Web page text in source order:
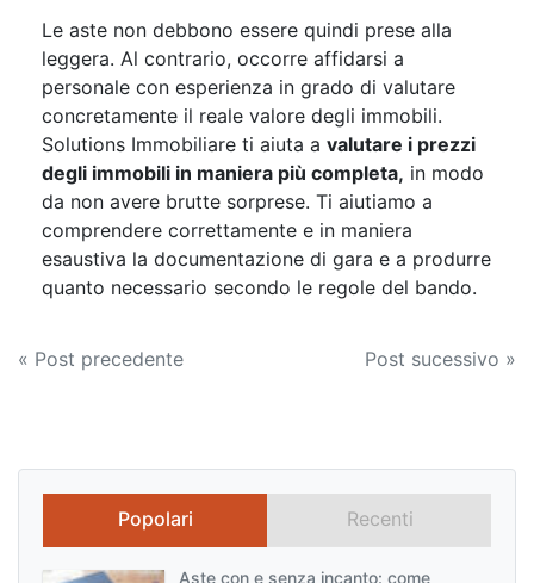
Le aste non debbono essere quindi prese alla
leggera. Al contrario, occorre affidarsi a
personale con esperienza in grado di valutare
concretamente il reale valore degli immobili.
Solutions Immobiliare ti aiuta a valutare i prezzi
degli immobili in maniera più completa, in modo
da non avere brutte sorprese. Ti aiutiamo a
comprendere correttamente e in maniera
esaustiva la documentazione di gara e a produrre
quanto necessario secondo le regole del bando.
Navigazione
« Post precedente Post sucessivo »
Popolari Recenti
Aste con e senza incanto: come